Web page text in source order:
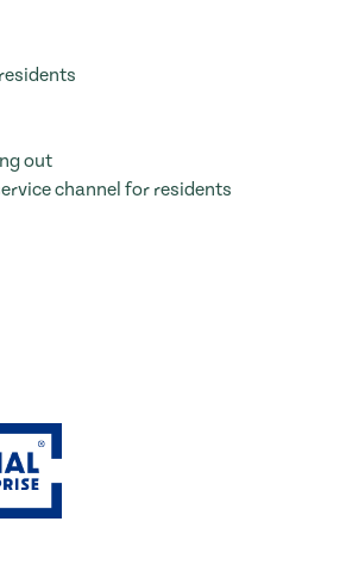
out
channel for residents